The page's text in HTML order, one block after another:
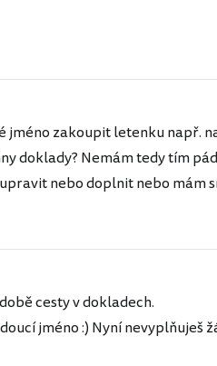
zakoupit letenku např.
doklady? Nemám tedy tím
nebo doplnit nebo mám
cesty v dokladech.
jméno :) Nyní nevyplňuješ